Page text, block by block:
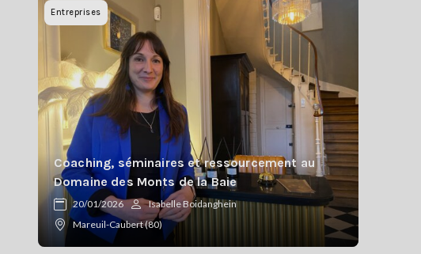
Entreprises
Coaching, séminaires et ressourcement au
Domaine des Monts de la Baie
20/01/2026
Isabelle Boidanghein
Mareuil-Caubert (80)